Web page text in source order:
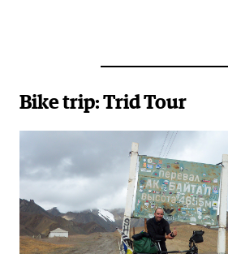
Bike trip: Trid Tour